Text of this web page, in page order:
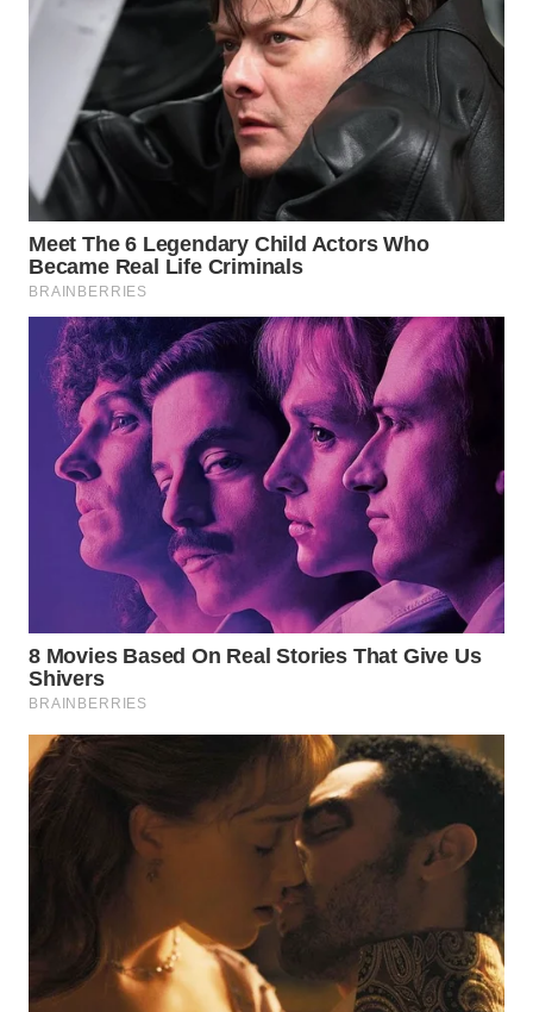
BOGOR
WN
DEPOK
WN
TAPANULI
UTARA
WN
SAMOSIR
WN
PADANG
LAWAS
WN
SUMEDANG
WN
KEPULAUAN
SERIBU
TANGERANG
WN
CIREBON